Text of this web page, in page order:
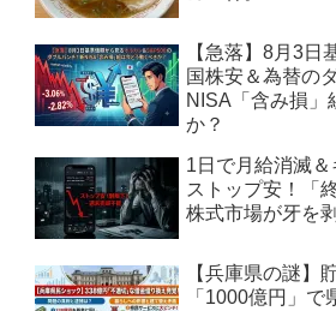
【急落】8月3日
国株安＆為替の
NISA「含み損」
か？
1日で月給消滅
ストップ安！「
株式市場が牙を
【兵庫県の謎】
「1000億円」